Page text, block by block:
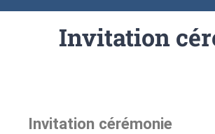
Invitation
Invitation cérémonie